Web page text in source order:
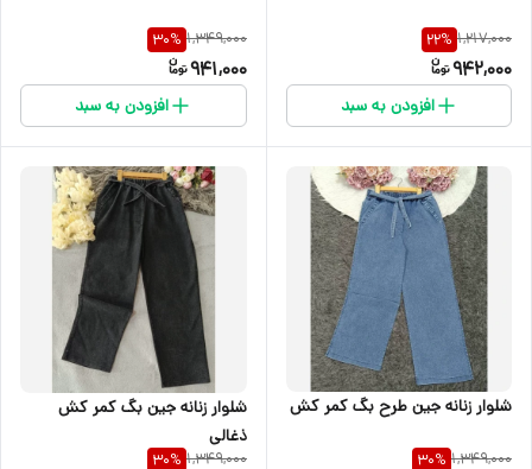
1,217,000
22%
942,000
افزودن به سبد
1,349,000
30%
941,000
افزودن به سبد
شلوار زنانه جین طرح بگ کمر کش
1,349,000
30%
شلوار زنانه جین بگ کمر کش
ذغالی
1,349,000
30%